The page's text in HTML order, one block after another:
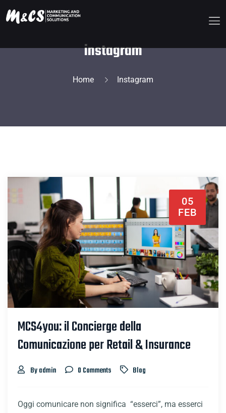
instagram
Home Instagram
05
FEB
MCS4you: il Concierge della
Comunicazione per Retail & Insurance
By admin 0 Comments Blog
Oggi comunicare non significa “esserci”, ma esserci